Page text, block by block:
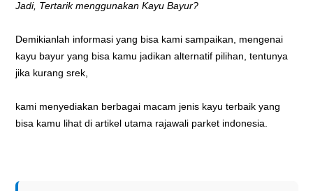
Jadi, Tertarik menggunakan Kayu Bayur?
Demikianlah informasi yang bisa kami sampaikan, mengenai
kayu bayur yang bisa kamu jadikan alternatif pilihan, tentunya
jika kurang srek,
kami menyediakan berbagai macam jenis kayu terbaik yang
bisa kamu lihat di artikel utama rajawali parket indonesia.